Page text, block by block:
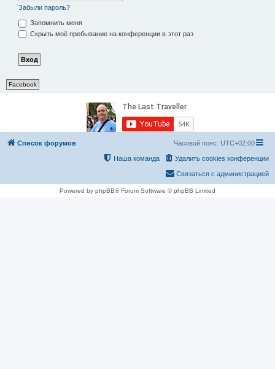
Забыли пароль?
Запомнить меня
Скрыть моё пребывание на конференции в этот раз
Facebook
Список форумов Часовой пояс: UTC+02:00
Удалить cookies конференции
Наша команда
Связаться с администрацией
Powered by phpBB® Forum Software © phpBB Limited